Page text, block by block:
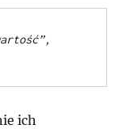
ich